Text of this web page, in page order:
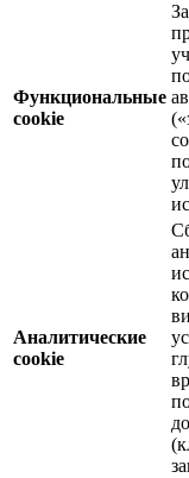
Функциональные
cookie
Аналитические
cookie